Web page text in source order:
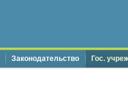
Законодательство Гос.